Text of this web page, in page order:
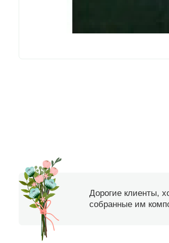
Дорогие клиенты,
собранные им